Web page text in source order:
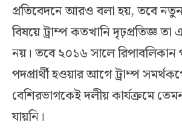
প্রতিবেদনে আরও বলা হয়, তবে
বিষয়ে ট্রাম্প কতখানি দৃঢ়প্রতিজ্ঞ তা
নয়। তবে ২০১৬ সালে রিপাবলিকান
পদপ্রার্থী হওয়ার আগে ট্রাম্প
বেশিরভাগকেই দলীয় কার্যক্রমে
যায়নি।